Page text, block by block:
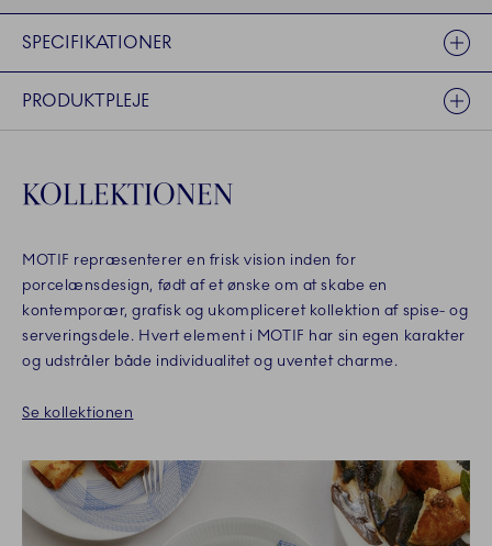
SPECIFIKATIONER
PRODUKTPLEJE
KOLLEKTIONEN
MOTIF repræsenterer en frisk vision inden for
porcelænsdesign, født af et ønske om at skabe en
kontemporær, grafisk og ukompliceret kollektion af spise- og
serveringsdele. Hvert element i MOTIF har sin egen karakter
og udstråler både individualitet og uventet charme.
Se kollektionen